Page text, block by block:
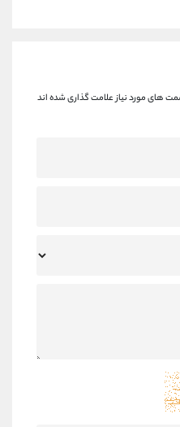
های مورد نیاز علامت گذاری شده اند